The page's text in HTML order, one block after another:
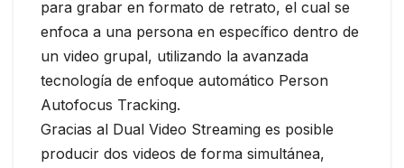
para grabar en formato de retrato, el cual se
enfoca a una persona en específico dentro de
un video grupal, utilizando la avanzada
tecnología de enfoque automático Person
Autofocus Tracking.
Gracias al Dual Video Streaming es posible
producir dos videos de forma simultánea,